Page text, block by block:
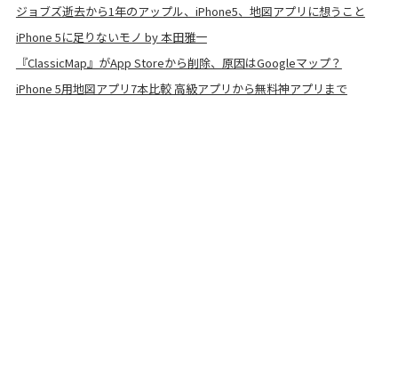
ジョブズ逝去から1年のアップル、iPhone5、地図アプリに想うこと
iPhone 5に足りないモノ by 本田雅一
『ClassicMap』がApp Storeから削除、原因はGoogleマップ？
iPhone 5用地図アプリ7本比較 高級アプリから無料神アプリまで